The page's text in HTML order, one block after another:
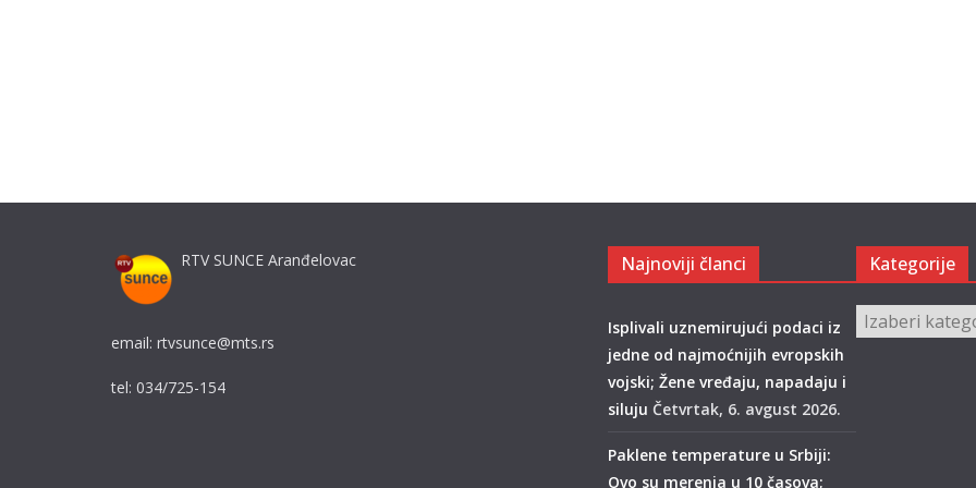
RTV SUNCE Aranđelovac
email: rtvsunce@mts.rs
tel: 034/725-154
Najnoviji članci
Isplivali uznemirujući podaci iz
jedne od najmoćnijih evropskih
vojski; Žene vređaju, napadaju i
siluju Četvrtak, 6. avgust 2026.
Paklene temperature u Srbiji:
Ovo su merenja u 10 časova;
Kategorije
Kategorije